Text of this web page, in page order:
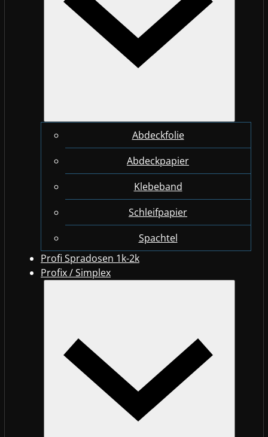
Abdeckfolie
Abdeckpapier
Klebeband
Schleifpapier
Spachtel
Profi Spradosen 1k-2k
Profix / Simplex